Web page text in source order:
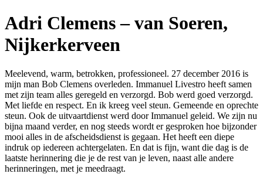
Adri Clemens – van Soeren,
Nijkerkerveen
Meelevend, warm, betrokken, professioneel. 27 december 2016 is
mijn man Bob Clemens overleden. Immanuel Livestro heeft samen
met zijn team alles geregeld en verzorgd. Bob werd goed verzorgd.
Met liefde en respect. En ik kreeg veel steun. Gemeende en oprechte
steun. Ook de uitvaartdienst werd door Immanuel geleid. We zijn nu
bijna maand verder, en nog steeds wordt er gesproken hoe bijzonder
mooi alles in de afscheidsdienst is gegaan. Het heeft een diepe
indruk op iedereen achtergelaten. En dat is fijn, want die dag is de
laatste herinnering die je de rest van je leven, naast alle andere
herinneringen, met je meedraagt.